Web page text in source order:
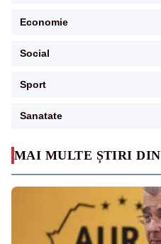
MAI MULTE ȘTIRI DIN
Economie
Social
Sport
Sanatate